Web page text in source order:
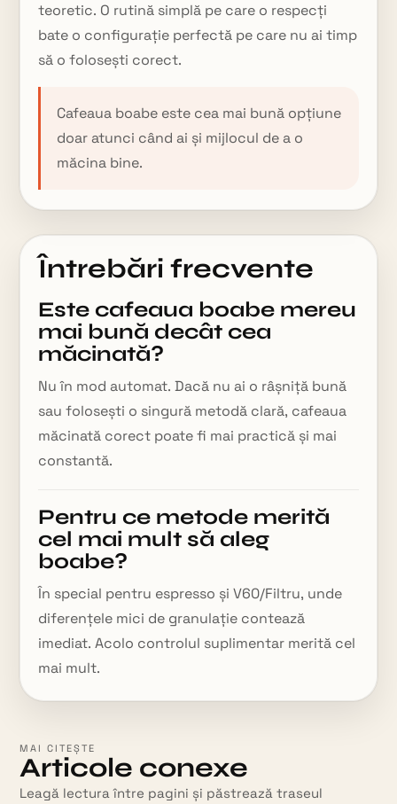
teoretic. O rutină simplă pe care o respecți
bate o configurație perfectă pe care nu ai timp
să o folosești corect.
Cafeaua boabe este cea mai bună opțiune
doar atunci când ai și mijlocul de a o
măcina bine.
Întrebări frecvente
Este cafeaua boabe mereu
mai bună decât cea
măcinată?
Nu în mod automat. Dacă nu ai o râșniță bună
sau folosești o singură metodă clară, cafeaua
măcinată corect poate fi mai practică și mai
constantă.
Pentru ce metode merită
cel mai mult să aleg
boabe?
În special pentru espresso și V60/Filtru, unde
diferențele mici de granulație contează
imediat. Acolo controlul suplimentar merită cel
mai mult.
MAI CITEȘTE
Articole conexe
Leagă lectura între pagini și păstrează traseul